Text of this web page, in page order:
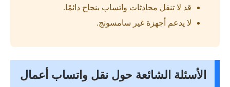
قد لا تنقل محادثات واتساب بنجاح دائمًا.
لا يدعم أجهزة غير سامسونج.
الأسئلة الشائعة حول نقل واتساب أعمال